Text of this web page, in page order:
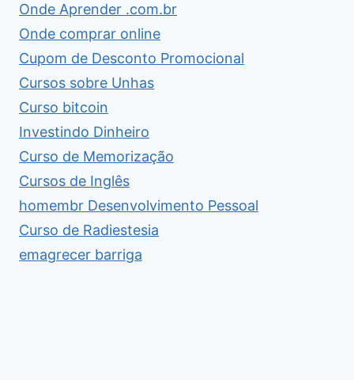
Onde Aprender .com.br
Onde comprar online
Cupom de Desconto Promocional
Cursos sobre Unhas
Curso bitcoin
Investindo Dinheiro
Curso de Memorização
Cursos de Inglês
homembr Desenvolvimento Pessoal
Curso de Radiestesia
emagrecer barriga